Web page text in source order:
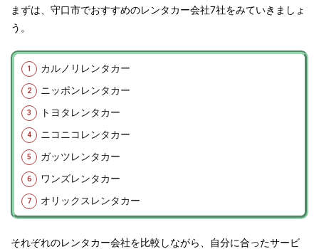
まずは、守口市でおすすめのレンタカー会社7社をみていきましょ
う。
カルノリレンタカー
ニッポンレンタカー
トヨタレンタカー
ニコニコレンタカー
ガッツレンタカー
ワンズレンタカー
オリックスレンタカー
それぞれのレンタカー会社を比較しながら、自分に合ったサービ